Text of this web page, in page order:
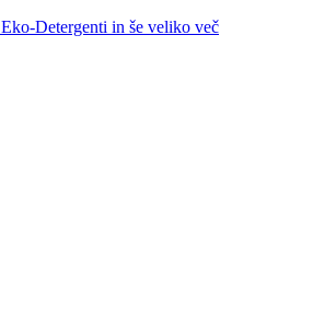
Eko-Detergenti in še veliko več